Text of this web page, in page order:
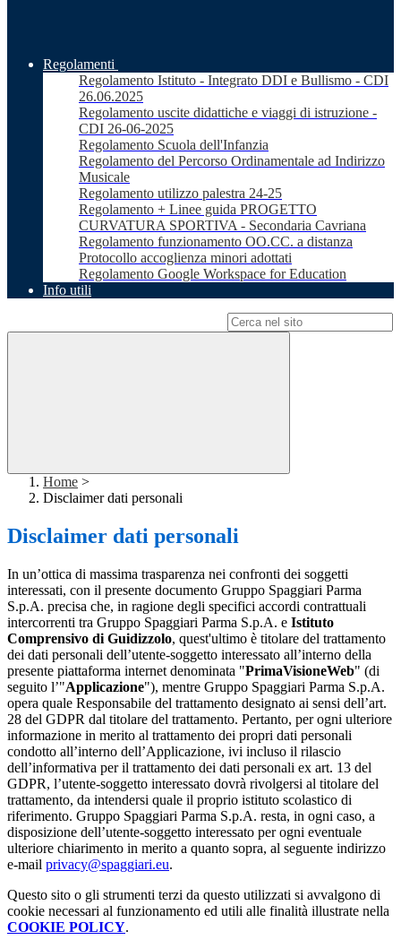
Regolamenti
Regolamento Istituto - Integrato DDI e Bullismo - CDI
26.06.2025
Regolamento uscite didattiche e viaggi di istruzione -
CDI 26-06-2025
Regolamento Scuola dell'Infanzia
Regolamento del Percorso Ordinamentale ad Indirizzo
Musicale
Regolamento utilizzo palestra 24-25
Regolamento + Linee guida PROGETTO
CURVATURA SPORTIVA - Secondaria Cavriana
Regolamento funzionamento OO.CC. a distanza
Protocollo accoglienza minori adottati
Regolamento Google Workspace for Education
Info utili
Home >
Disclaimer dati personali
Disclaimer dati personali
In un’ottica di massima trasparenza nei confronti dei soggetti
interessati, con il presente documento Gruppo Spaggiari Parma
S.p.A. precisa che, in ragione degli specifici accordi contrattuali
intercorrenti tra Gruppo Spaggiari Parma S.p.A. e Istituto
Comprensivo di Guidizzolo, quest'ultimo è titolare del trattamento
dei dati personali dell’utente-soggetto interessato all’interno della
presente piattaforma internet denominata "PrimaVisioneWeb" (di
seguito l’"Applicazione"), mentre Gruppo Spaggiari Parma S.p.A.
opera quale Responsabile del trattamento designato ai sensi dell’art.
28 del GDPR dal titolare del trattamento. Pertanto, per ogni ulteriore
informazione in merito al trattamento dei propri dati personali
condotto all’interno dell’Applicazione, ivi incluso il rilascio
dell’informativa per il trattamento dei dati personali ex art. 13 del
GDPR, l’utente-soggetto interessato dovrà rivolgersi al titolare del
trattamento, da intendersi quale il proprio istituto scolastico di
riferimento. Gruppo Spaggiari Parma S.p.A. resta, in ogni caso, a
disposizione dell’utente-soggetto interessato per ogni eventuale
ulteriore chiarimento in merito a quanto sopra, al seguente indirizzo
e-mail privacy@spaggiari.eu.
Questo sito o gli strumenti terzi da questo utilizzati si avvalgono di
cookie necessari al funzionamento ed utili alle finalità illustrate nella
COOKIE POLICY.